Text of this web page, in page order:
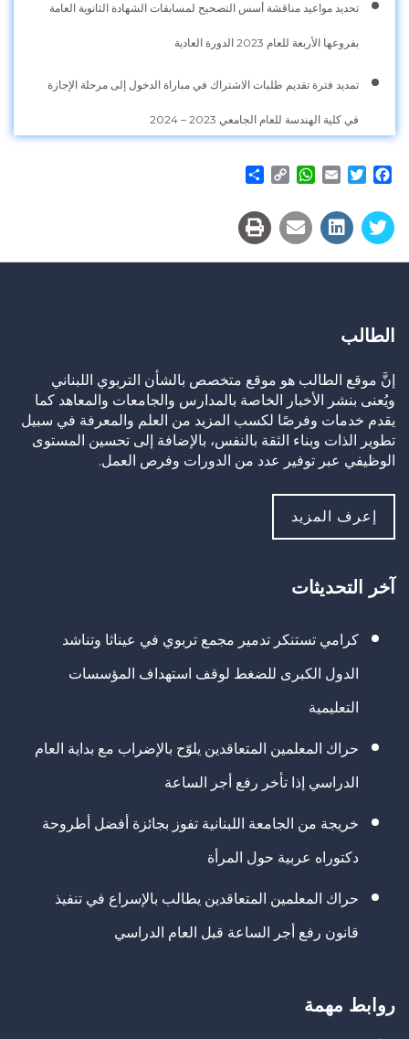
تحديد مواعيد مناقشة أسس التصحيح لمسابقات الشهادة الثانوية العامة
بفروعها الأربعة للعام 2023 الدورة العادية
تمديد فترة تقديم طلبات الاشتراك في مباراة الدخول إلى مرحلة الإجازة
في كلية الهندسة للعام الجامعي 2023 – 2024
Facebook
Twitter
Email
WhatsApp
Copy
الطالب
إنَّ موقع الطالب هو موقع متخصص بالشأن التربوي اللبناني
ويُعنى بنشر الأخبار الخاصة بالمدارس والجامعات والمعاهد كما
يقدم خدمات وفرصًا لكسب المزيد من العلم والمعرفة في سبيل
تطوير الذات وبناء الثقة بالنفس، بالإضافة إلى تحسين المستوى
الوظيفي عبر توفير عدد من الدورات وفرص العمل.
إعرف المزيد
آخر التحديثات
كرامي تستنكر تدمير مجمع تربوي في عيناثا وتناشد
الدول الكبرى للضغط لوقف استهداف المؤسسات
التعليمية
حراك المعلمين المتعاقدين يلوّح بالإضراب مع بداية العام
الدراسي إذا تأخر رفع أجر الساعة
خريجة من الجامعة اللبنانية تفوز بجائزة أفضل أطروحة
دكتوراه عربية حول المرأة
حراك المعلمين المتعاقدين يطالب بالإسراع في تنفيذ
قانون رفع أجر الساعة قبل العام الدراسي
روابط مهمة